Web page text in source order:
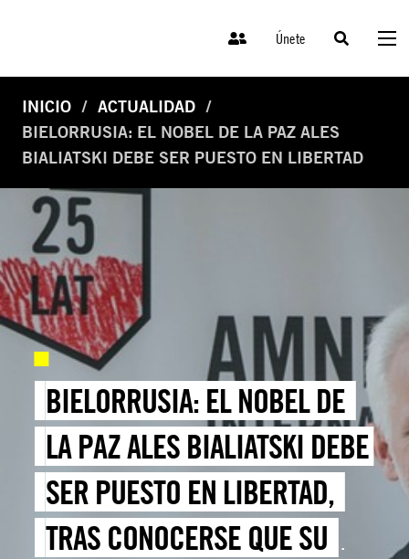
Únete
INICIO
ACTUALIDAD
BIELORRUSIA: EL NOBEL DE LA PAZ ALES
BIALIATSKI DEBE SER PUESTO EN LIBERTAD
BIELORRUSIA: EL NOBEL DE
LA PAZ ALES BIALIATSKI DEBE
SER PUESTO EN LIBERTAD,
TRAS CONOCERSE QUE SU